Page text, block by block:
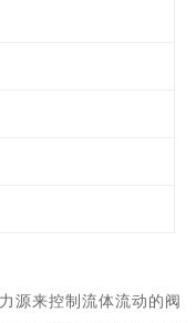
源来控制流体流动的阀